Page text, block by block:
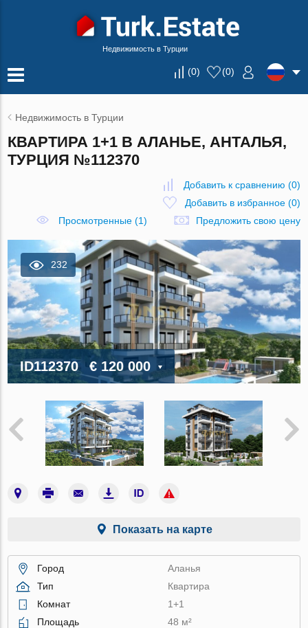
Недвижимость в Турции
(0) (0)
Недвижимость в Турции
КВАРТИРА 1+1 В АЛАНЬЕ, АНТАЛЬЯ,
ТУРЦИЯ №112370
Добавить к сравнению (0)
Добавить в избранное(0)
Просмотренные (1)
Предложить свою цену
232
ID112370 € 120 000
Показать на карте
Город
Аланья
Тип
Квартира
Комнат
1+1
Площадь
48 м²